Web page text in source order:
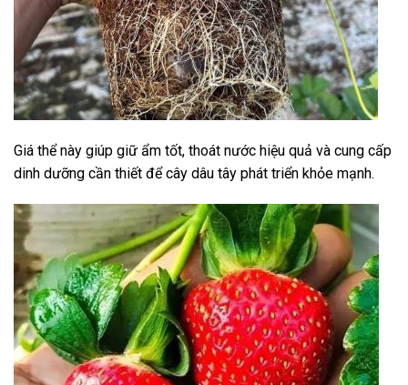
Giá thể này giúp giữ ẩm tốt, thoát nước hiệu quả và cung cấp
dinh dưỡng cần thiết để cây dâu tây phát triển khỏe mạnh.